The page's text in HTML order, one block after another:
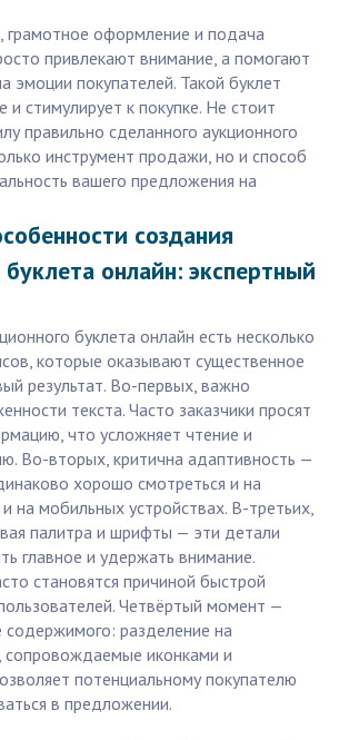
грамотное оформление и подача
привлекают внимание, а помогают
эмоции покупателей. Такой буклет
стимулирует к покупке. Не стоит
правильно сделанного аукционного
инструмент продажи, но и способ
вашего предложения на
создания
онлайн: экспертный
буклета онлайн есть несколько
которые оказывают существенное
результат. Во-первых, важно
текста. Часто заказчики просят
что усложняет чтение и
Во-вторых, критична адаптивность —
хорошо смотреться и на
на мобильных устройствах. В-третьих,
палитра и шрифты — эти детали
главное и удержать внимание.
становятся причиной быстрой
Четвёртый момент —
содержимого: разделение на
сопровождаемые иконками и
потенциальному покупателю
в предложении.